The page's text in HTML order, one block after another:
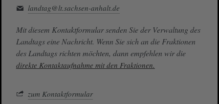
landtag@lt.sachsen-anhalt.de
Mit diesem Kontaktformular senden Sie der Verwaltung des
Landtags eine Nachricht. Wenn Sie sich an die Fraktionen
des Landtags richten möchten, dann empfehlen wir die
direkte Kontaktaufnahme mit den Fraktionen.
zum Kontaktformular